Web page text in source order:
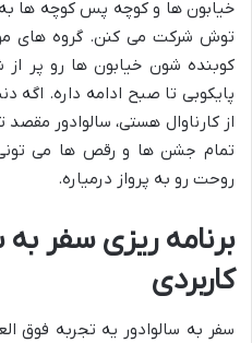
خیابون ها و کوچه پس کوچه ها
توش شرکت می کنن. گروه های
کوبنده شون خیابون ها رو پر
پایکوبی تا صبح ادامه داره. اگه
از کارناوال هستی، سالوادور مقصد
تمام جشن ها و رقص ها می
روحت رو به پرواز درمیاره.
برنامه ریزی سفر به
کاربردی
سفر به سالوادور یه تجربه فوق